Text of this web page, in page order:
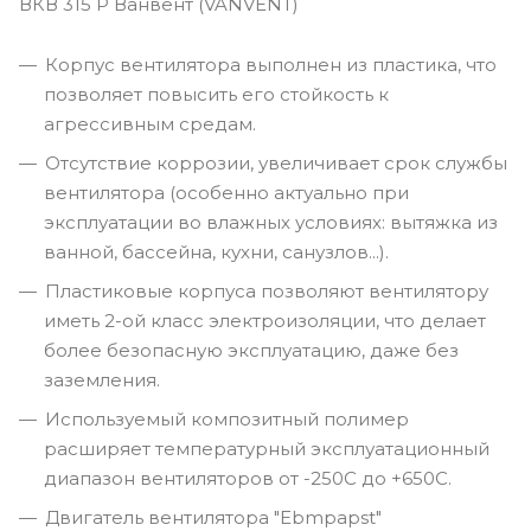
Корпус вентилятора выполнен из пластика, что
позволяет повысить его стойкость к
агрессивным средам.
Отсутствие коррозии, увеличивает срок службы
вентилятора (особенно актуально при
эксплуатации во влажных условиях: вытяжка из
ванной, бассейна, кухни, санузлов...).
Пластиковые корпуса позволяют вентилятору
иметь 2-ой класс электроизоляции, что делает
более безопасную эксплуатацию, даже без
заземления.
Используемый композитный полимер
расширяет температурный эксплуатационный
диапазон вентиляторов от -250С до +650С.
Двигатель вентилятора "Ebmpapst"